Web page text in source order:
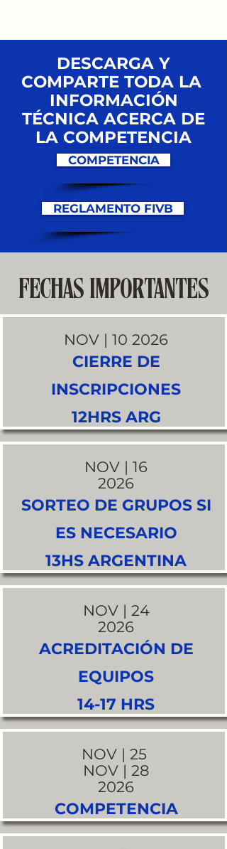
DESCARGA Y
COMPARTE TODA LA
INFORMACIÓN
TÉCNICA ACERCA DE
LA COMPETENCIA
COMPETENCIA
REGLAMENTO FIVB
FECHAS IMPORTANTES
NOV | 10 2026
CIERRE DE
INSCRIPCIONES
12HRS ARG
NOV | 16
2026
SORTEO DE GRUPOS SI
ES NECESARIO
13HS ARGENTINA
NOV | 24
2026
ACREDITACIÓN DE
EQUIPOS
14-17 HRS
NOV | 25
NOV | 28
2026
COMPETENCIA